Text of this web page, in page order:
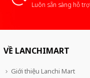
Luôn sẵn sàng hỗ trợ
VỀ LANCHIMART
Giới thiệu Lanchi Mart